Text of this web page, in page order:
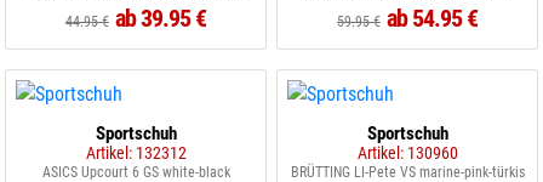
44.95 € ab 39.95 €
59.95 € ab 54.95 €
Sportschuh
Artikel: 132312
ASICS Upcourt 6 GS white-black
Sportschuh
Artikel: 130960
BRÜTTING LI-Pete VS marine-pink-türkis